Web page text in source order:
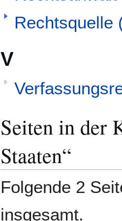
Rechtsquelle
V
Seiten in der
Staaten“
Folgende 2
insgesamt.